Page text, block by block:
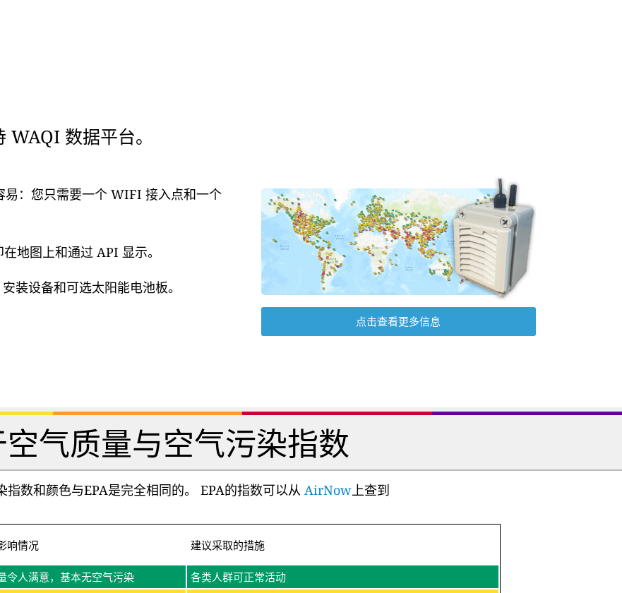
数据平台。
：您只需要一个 WIFI 接入点和一个
地图上和通过 API 显示。
装设备和可选太阳能电池板。
点击查看更多信息
气质量与空气污染指数
指数和颜色与EPA是完全相同的。 EPA的指数可以从 AirNow上查到
响情况 建议采取的措施
令人满意，基本无空气污染 各类人群可正常活动